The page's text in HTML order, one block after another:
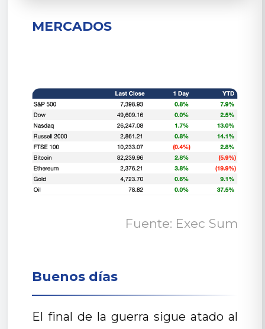
MERCADOS
Fuente: Exec Sum
Buenos días
El final de la guerra sigue atado al